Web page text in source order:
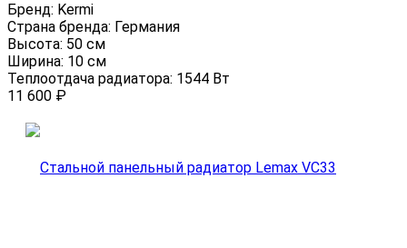
Бренд: Kermi
Страна бренда: Германия
Высота: 50 см
Ширина: 10 см
Теплоотдача радиатора: 1544 Вт
11 600 ₽